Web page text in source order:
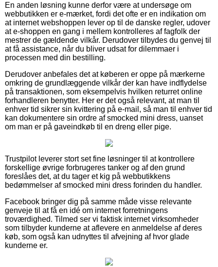
En anden løsning kunne derfor være at undersøge om
webbutikken er e-mærket, fordi det ofte er en indikation om
at internet webshoppen lever op til de danske regler, udover
at e-shoppen en gang i mellem kontrolleres af fagfolk der
mestrer de gældende vilkår. Derudover tilbydes du genvej til
at få assistance, når du bliver udsat for dilemmaer i
processen med din bestilling.
Derudover anbefales det at køberen er oppe på mærkerne
omkring de grundlæggende vilkår der kan have indflydelse
på transaktionen, som eksempelvis hvilken returret online
forhandleren benytter. Her er det også relevant, at man til
enhver tid sikrer sin kvittering på e-mail, så man til enhver tid
kan dokumentere sin ordre af smocked mini dress, uanset
om man er på gaveindkøb til en dreng eller pige.
Trustpilot leverer stort set fine løsninger til at kontrollere
forskellige øvrige forbrugeres tanker og af den grund
foreslåes det, at du tager et kig på webbutikkens
bedømmelser af smocked mini dress forinden du handler.
Facebook bringer dig på samme måde visse relevante
genveje til at få en idé om internet forretningens
troværdighed. Tilmed ser vi faktisk internet virksomheder
som tilbyder kunderne at aflevere en anmeldelse af deres
køb, som også kan udnyttes til afvejning af hvor glade
kunderne er.